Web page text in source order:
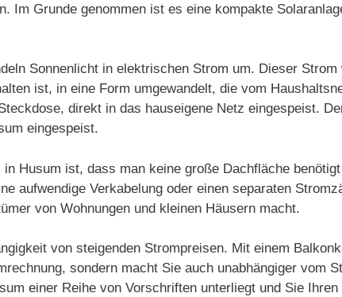
Im Grunde genommen ist es eine kompakte
Sonnenlicht in elektrischen Strom um. Dieser Strom
ist, in eine Form umgewandelt, die vom
direkt in das hauseigene Netz eingespeist.
eingespeist.
Husum ist, dass man keine große Dachfläche
aufwendige Verkabelung oder einen separaten
von Wohnungen und kleinen Häusern macht.
von steigenden Strompreisen. Mit einem
sondern macht Sie auch unabhängiger vom
einer Reihe von Vorschriften unterliegt und Sie